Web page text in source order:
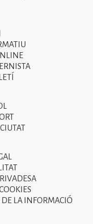
DE LA INFORMACIÓ